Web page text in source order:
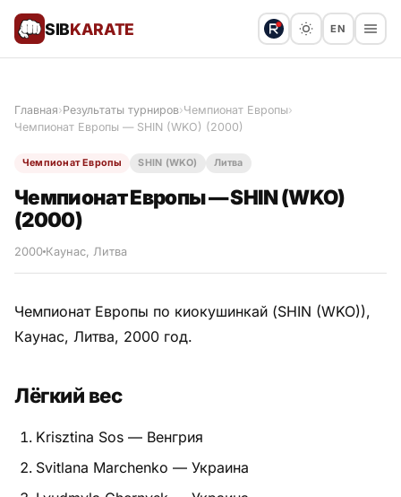
SIBKARATE EN
Все статьи
Результаты турниров
История и философия
Мастера киокушинкай
Питание
Пояса
Главная›Результаты турниров›Чемпионат Европы›
Чемпионат Европы — SHIN (WKO) (2000)
Чемпионат Европы SHIN (WKO) Литва
Чемпионат Европы — SHIN (WKO)
(2000)
2000 Каунас, Литва
Чемпионат Европы по киокушинкай (SHIN (WKO)),
Каунас, Литва, 2000 год.
Лёгкий вес
Krisztina Sos — Венгрия
Svitlana Marchenko — Украина